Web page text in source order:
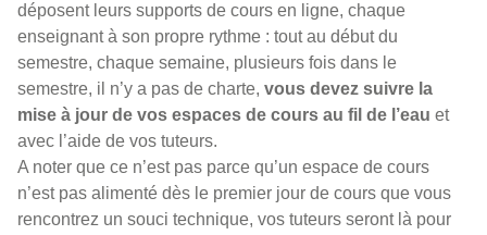
déposent leurs supports de cours en ligne, chaque
enseignant à son propre rythme : tout au début du
semestre, chaque semaine, plusieurs fois dans le
semestre, il n’y a pas de charte, vous devez suivre la
mise à jour de vos espaces de cours au fil de l’eau et
avec l’aide de vos tuteurs.
A noter que ce n’est pas parce qu’un espace de cours
n’est pas alimenté dès le premier jour de cours que vous
rencontrez un souci technique, vos tuteurs seront là pour